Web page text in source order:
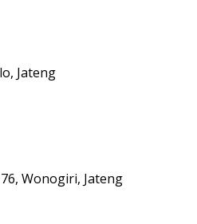
Jateng
Wonogiri, Jateng